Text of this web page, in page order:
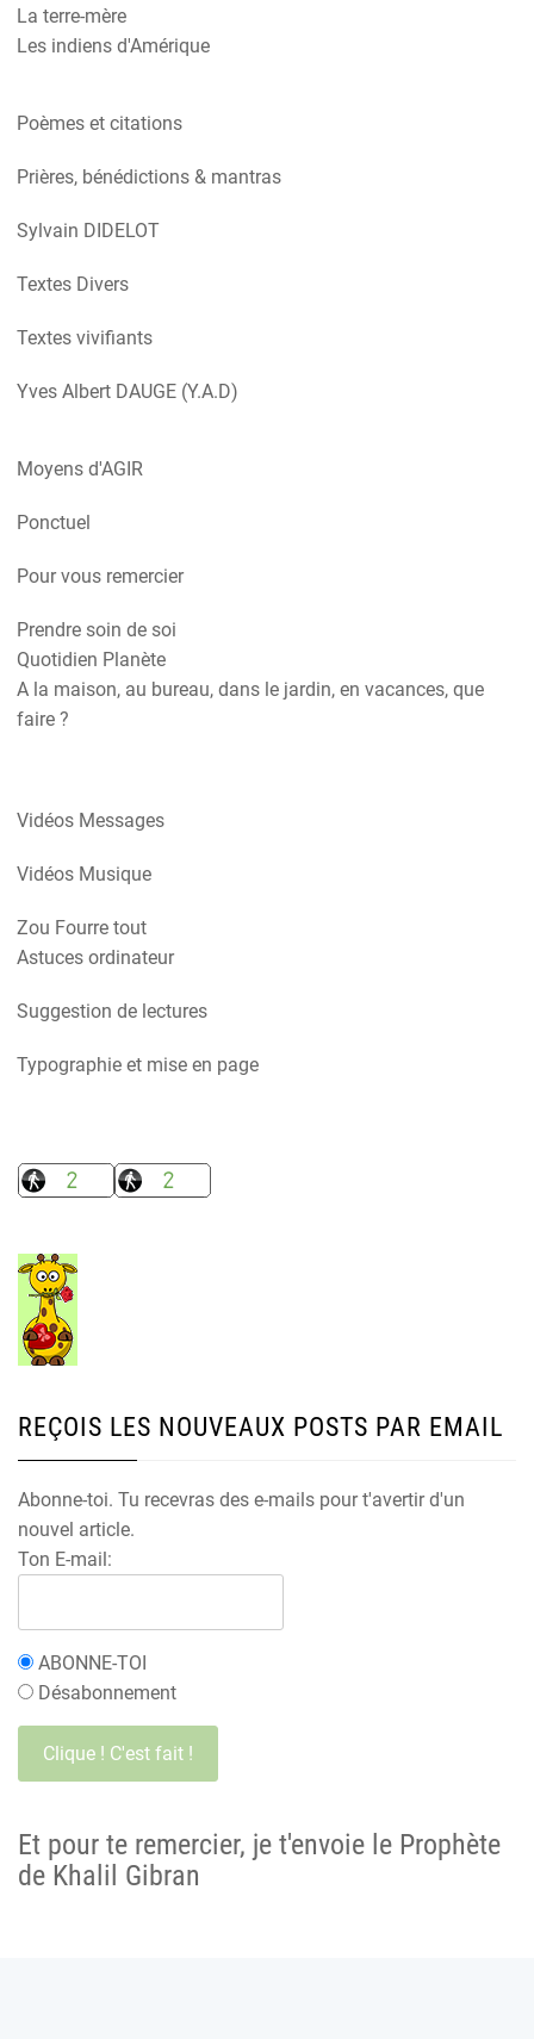
La terre-mère
Les indiens d'Amérique
Poèmes et citations
Prières, bénédictions & mantras
Sylvain DIDELOT
Textes Divers
Textes vivifiants
Yves Albert DAUGE (Y.A.D)
Moyens d'AGIR
Ponctuel
Pour vous remercier
Prendre soin de soi
Quotidien Planète
A la maison, au bureau, dans le jardin, en vacances, que
faire ?
Vidéos Messages
Vidéos Musique
Zou Fourre tout
Astuces ordinateur
Suggestion de lectures
Typographie et mise en page
REÇOIS LES NOUVEAUX POSTS PAR EMAIL
Abonne-toi. Tu recevras des e-mails pour t'avertir d'un
nouvel article.
Ton E-mail:
ABONNE-TOI
Désabonnement
Et pour te remercier, je t'envoie le Prophète
de Khalil Gibran